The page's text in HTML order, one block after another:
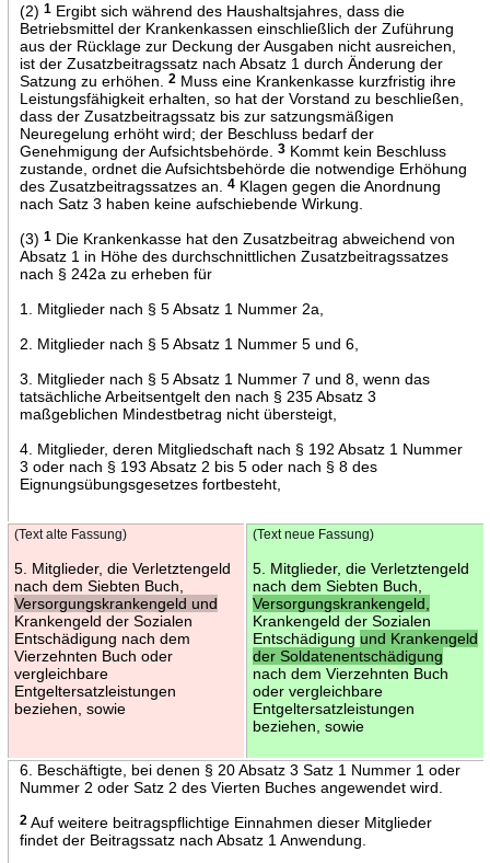
(2) 1Ergibt sich während des Haushaltsjahres, dass die
Betriebsmittel der Krankenkassen einschließlich der Zuführung
aus der Rücklage zur Deckung der Ausgaben nicht ausreichen,
ist der Zusatzbeitragssatz nach Absatz 1 durch Änderung der
Satzung zu erhöhen.
2Muss eine Krankenkasse kurzfristig ihre
Leistungsfähigkeit erhalten, so hat der Vorstand zu beschließen,
dass der Zusatzbeitragssatz bis zur satzungsmäßigen
Neuregelung erhöht wird; der Beschluss bedarf der
Genehmigung der Aufsichtsbehörde.
3Kommt kein Beschluss
zustande, ordnet die Aufsichtsbehörde die notwendige Erhöhung
des Zusatzbeitragssatzes an.
4Klagen gegen die Anordnung
nach Satz 3 haben keine aufschiebende Wirkung.
(3) 1Die Krankenkasse hat den Zusatzbeitrag abweichend von
Absatz 1 in Höhe des durchschnittlichen Zusatzbeitragssatzes
nach § 242a zu erheben für
1. Mitglieder nach § 5 Absatz 1 Nummer 2a,
2. Mitglieder nach § 5 Absatz 1 Nummer 5 und 6,
3. Mitglieder nach § 5 Absatz 1 Nummer 7 und 8, wenn das
tatsächliche Arbeitsentgelt den nach § 235 Absatz 3
maßgeblichen Mindestbetrag nicht übersteigt,
4. Mitglieder, deren Mitgliedschaft nach § 192 Absatz 1 Nummer
3 oder nach § 193 Absatz 2 bis 5 oder nach § 8 des
Eignungsübungsgesetzes fortbesteht,
(Text alte Fassung)
5. Mitglieder, die Verletztengeld
nach dem Siebten Buch,
Versorgungskrankengeld und
Krankengeld der Sozialen
Entschädigung nach dem
Vierzehnten Buch oder
vergleichbare
Entgeltersatzleistungen
beziehen, sowie
(Text neue Fassung)
5. Mitglieder, die Verletztengeld
nach dem Siebten Buch,
Versorgungskrankengeld,
Krankengeld der Sozialen
Entschädigung und Krankengeld
der Soldatenentschädigung
nach dem Vierzehnten Buch
oder vergleichbare
Entgeltersatzleistungen
beziehen, sowie
6. Beschäftigte, bei denen § 20 Absatz 3 Satz 1 Nummer 1 oder
Nummer 2 oder Satz 2 des Vierten Buches angewendet wird.
2Auf weitere beitragspflichtige Einnahmen dieser Mitglieder
findet der Beitragssatz nach Absatz 1 Anwendung.